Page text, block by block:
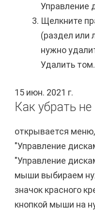
Управление
Щелкните
(раздел или
нужно
Удалить том.
15 июн. 2021 г.
Как убрать
открывается
"Управление
"Управление
мыши выбираем
значок красного
кнопкой мыши на